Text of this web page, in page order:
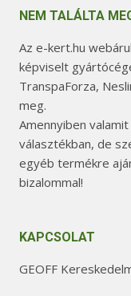
NEM TALÁLTA
Az e-kert.hu
képviselt
TranspaForza,
meg.
Amennyiben
választékban, de
egyéb termékre
bizalommal!
KAPCSOLAT
GEOFF